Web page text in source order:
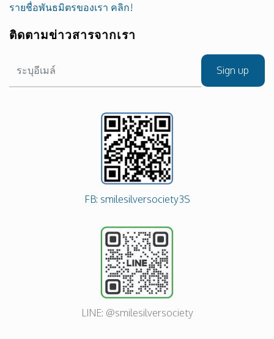
รายชื่อพันธมิตรของเรา คลิก!
ติดตามข่าวสารจากเรา
Sign up
FB: smilesilversociety3S
LINE: @smilesilversociety